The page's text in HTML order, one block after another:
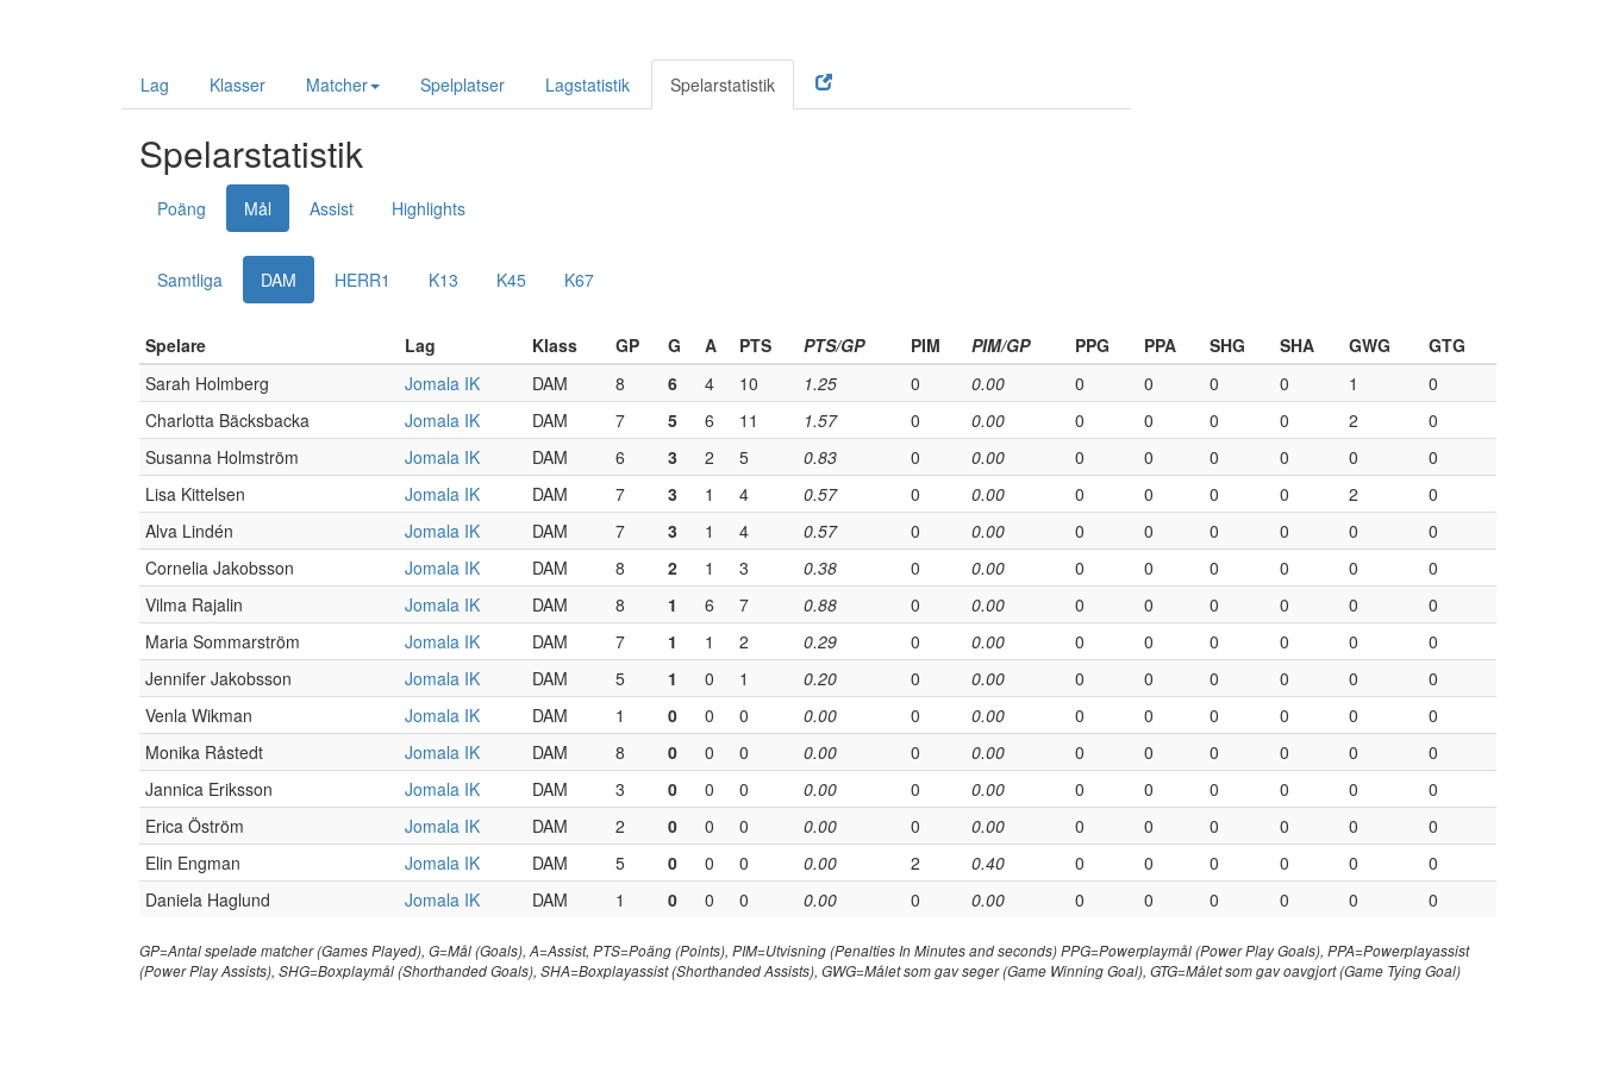
Lag Klasser Matcher Spelplatser Lagstatistik Spelarstatistik
Spelarstatistik
Poäng Mål Assist Highlights
Samtliga DAM HERR1 K13 K45 K67
Spelare Lag Klass GP G A PTS PTS/GP PIM PIM/GP PPG PPA SHG SHA GWG
GTG
Sarah Holmberg
Jomala IK DAM 8 6 4 10 1.25 0 0.00 0 0 0 0 1
0
Charlotta Bäcksbacka
Jomala IK DAM 7 5 6 11 1.57 0 0.00 0 0 0 0 2
0
Susanna Holmström
Jomala IK DAM 6 3 2 5 0.83 0 0.00 0 0 0 0 0
0
Lisa Kittelsen
Jomala IK DAM 7 3 1 4 0.57 0 0.00 0 0 0 0 2
0
Alva Lindén
Jomala IK DAM 7 3 1 4 0.57 0 0.00 0 0 0 0 0
0
Cornelia Jakobsson
Jomala IK DAM 8 2 1 3 0.38 0 0.00 0 0 0 0 0
0
Vilma Rajalin
Jomala IK DAM 8 1 6 7 0.88 0 0.00 0 0 0 0 0
0
Maria Sommarström
Jomala IK DAM 7 1 1 2 0.29 0 0.00 0 0 0 0 0
0
Jennifer Jakobsson
Jomala IK DAM 5 1 0 1 0.20 0 0.00 0 0 0 0 0
0
Venla Wikman
Jomala IK DAM 1 0 0 0 0.00 0 0.00 0 0 0 0 0
0
Monika Råstedt
Jomala IK DAM 8 0 0 0 0.00 0 0.00 0 0 0 0 0
0
Jannica Eriksson
Jomala IK DAM 3 0 0 0 0.00 0 0.00 0 0 0 0 0
0
Erica Öström
Jomala IK DAM 2 0 0 0 0.00 0 0.00 0 0 0 0 0
0
Elin Engman
Jomala IK DAM 5 0 0 0 0.00 2 0.40 0 0 0 0 0
0
Daniela Haglund
Jomala IK DAM 1 0 0 0 0.00 0 0.00 0 0 0 0 0 0
GP=Antal spelade matcher (Games Played), G=Mål (Goals), A=Assist, PTS=Poäng (Points), PIM=Utvisning (Penalties In Minutes and seconds) PPG=Powerplaymål (Power Play Goals), PPA=Powerplayassist
(Power Play Assists), SHG=Boxplaymål (Shorthanded Goals), SHA=Boxplayassist (Shorthanded Assists), GWG=Målet som gav seger (Game Winning Goal), GTG=Målet som gav oavgjort (Game Tying Goal)